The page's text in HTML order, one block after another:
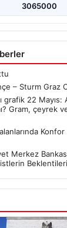
3065000
– Sturm Graz
grafik 22 Mayıs:
Gram, çeyrek
Merkez
Beklentileri